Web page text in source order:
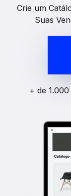
Crie um
Suas
+ de